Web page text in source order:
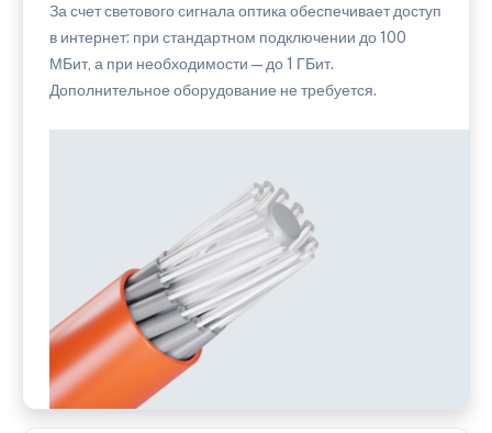
За счет светового сигнала оптика обеспечивает доступ
в интернет: при стандартном подключении до 100
МБит, а при необходимости — до 1 ГБит.
Дополнительное оборудование не требуется.